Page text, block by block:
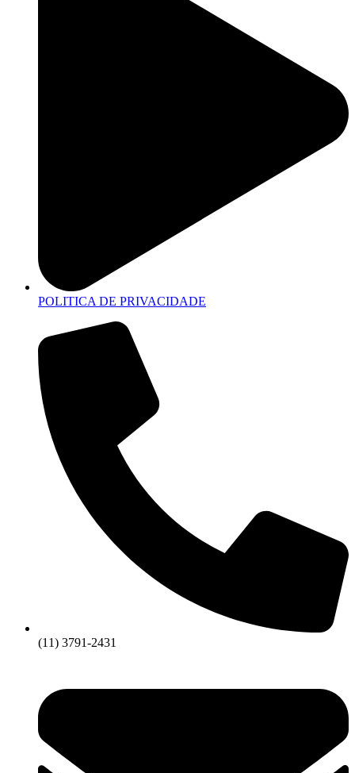
POLITICA DE PRIVACIDADE
(11) 3791-2431